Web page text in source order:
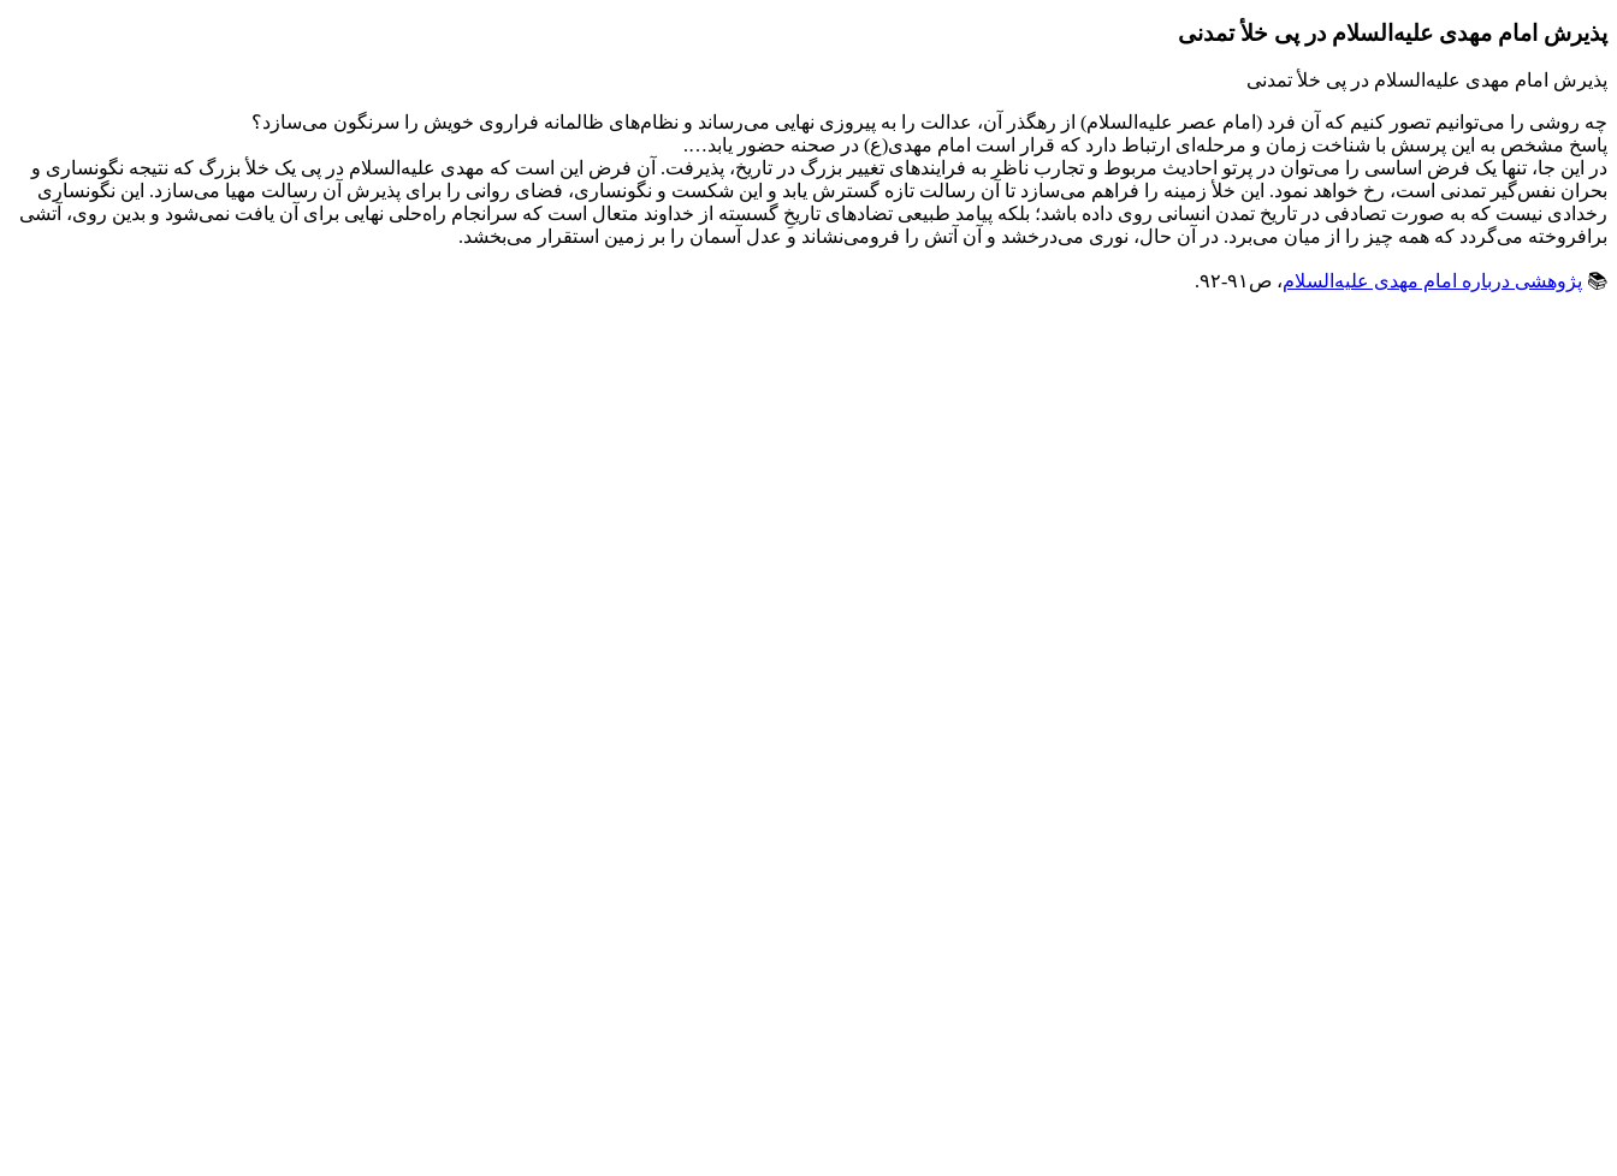
پذیرش امام مهدی علیه‌السلام در پی خلأ تمدنی
پذیرش امام مهدی علیه‌السلام در پی خلأ تمدنی
چه روشی را می‌توانیم تصور کنیم که آن فرد (امام عصر علیه‌السلام) از رهگذر آن، عدالت را به پیروزی نهایی می‌رساند و نظام‌های ظالمانه فراروی خویش را سرنگون می‌سازد؟
پاسخ مشخص به این پرسش با شناخت زمان و مرحله‌ای ارتباط دارد که قرار است امام مهدی(ع) در صحنه حضور یابد….
در این جا، تنها یک فرض اساسی را می‌توان در پرتو احادیث مربوط و تجارب ناظر به فرایندهای تغییر بزرگ در تاریخ، پذیرفت. آن فرض این است که مهدی علیه‌السلام در پی یک خلأ بزرگ که نتیجه نگونساری و
بحران نفس‌گیر تمدنی است، رخ خواهد نمود. این خلأ زمینه را فراهم می‌سازد تا آن رسالت تازه گسترش یابد و این شکست و نگونساری، فضای روانی را برای پذیرش آن رسالت مهیا می‌سازد. این نگونساری
رخدادی نیست که به صورت تصادفی در تاریخ تمدن انسانی روی داده باشد؛ بلکه پیامد طبیعی تضاد‌های تاریخِ گسسته از خداوند متعال است که سرانجام راه‌حلی نهایی برای آن یافت نمی‌شود و بدین روی،‌ آتشی
برافروخته می‌گردد که همه چیز را از میان می‌برد. در آن حال، نوری می‌درخشد و آن آتش را فرومی‌نشاند و عدل آسمان را بر زمین استقرار می‌بخشد.
📚 پژوهشی درباره امام مهدی علیه‌السلام، ص٩١-٩٢.